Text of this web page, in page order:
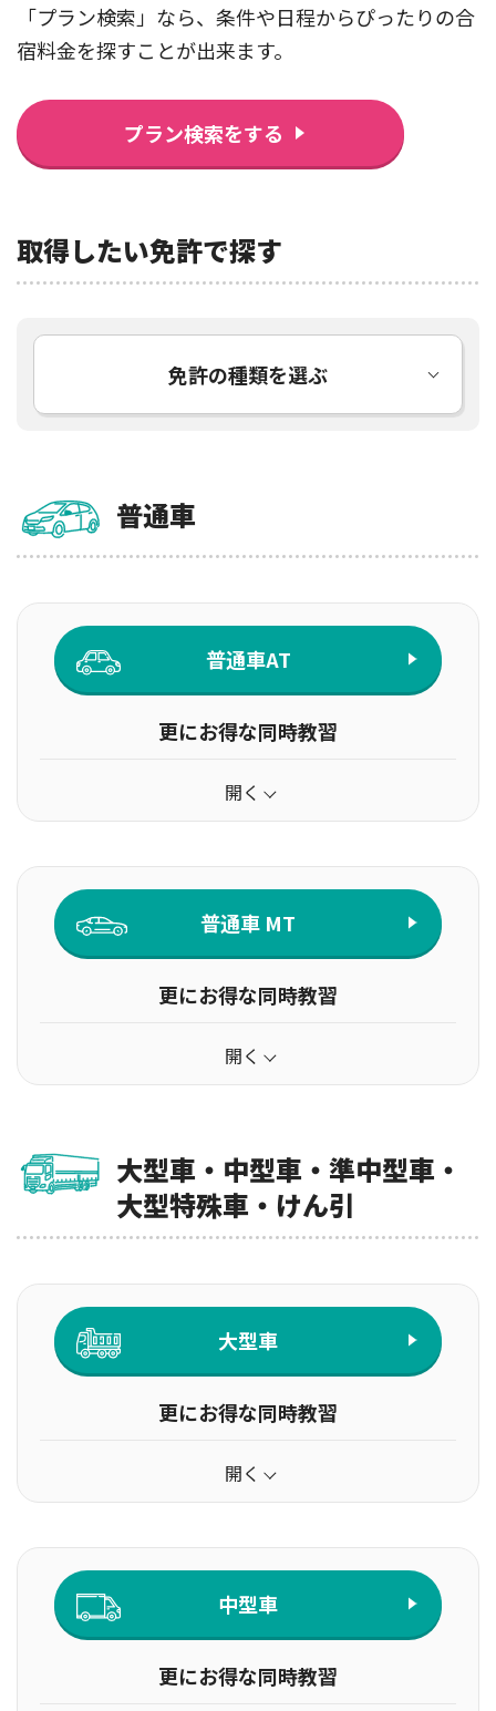
「プラン検索」なら、条件や日程からぴったりの合
宿料金を探すことが出来ます。
プラン検索をする
取得したい免許で探す
免許の種類を選ぶ
普通車
普通車AT
更にお得な同時教習
開く
普通車 MT
更にお得な同時教習
開く
大型車・中型車・準中型車・
大型特殊車・けん引
大型車
更にお得な同時教習
開く
中型車
更にお得な同時教習